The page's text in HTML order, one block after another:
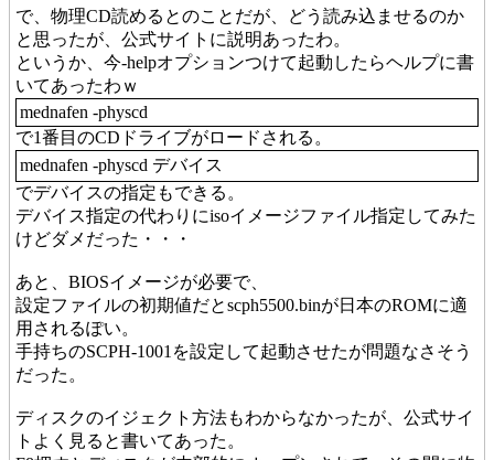
で、物理CD読めるとのことだが、どう読み込ませるのか
と思ったが、公式サイトに説明あったわ。
というか、今-helpオプションつけて起動したらヘルプに書
いてあったわｗ
mednafen -physcd
で1番目のCDドライブがロードされる。
mednafen -physcd デバイス
でデバイスの指定もできる。
デバイス指定の代わりにisoイメージファイル指定してみた
けどダメだった・・・
あと、BIOSイメージが必要で、
設定ファイルの初期値だとscph5500.binが日本のROMに適
用されるぽい。
手持ちのSCPH-1001を設定して起動させたが問題なさそう
だった。
ディスクのイジェクト方法もわからなかったが、公式サイ
トよく見ると書いてあった。